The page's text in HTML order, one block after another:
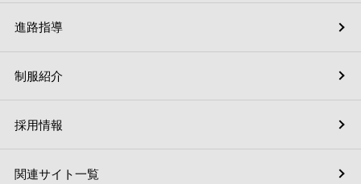
採用情報
進路指導
関連サイト一覧
制服紹介